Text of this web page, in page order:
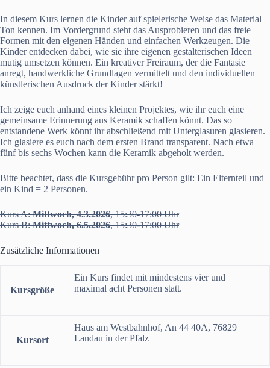
In diesem Kurs lernen die Kinder auf spielerische Weise das Material
Ton kennen. Im Vordergrund steht das Ausprobieren und das freie
Formen mit den eigenen Händen und einfachen Werkzeugen. Die
Kinder entdecken dabei, wie sie ihre eigenen gestalterischen Ideen
mutig umsetzen können. Ein kreativer Freiraum, der die Fantasie
anregt, handwerkliche Grundlagen vermittelt und den individuellen
künstlerischen Ausdruck der Kinder stärkt!
Ich zeige euch anhand eines kleinen Projektes, wie ihr euch eine
gemeinsame Erinnerung aus Keramik schaffen könnt. Das so
entstandene Werk könnt ihr abschließend mit Unterglasuren glasieren.
Ich glasiere es euch nach dem ersten Brand transparent. Nach etwa
fünf bis sechs Wochen kann die Keramik abgeholt werden.
Bitte beachtet, dass die Kursgebühr pro Person gilt: Ein Elternteil und
ein Kind = 2 Personen.
Kurs A:Mittwoch, 4.3.2026, 15:30-17:00 Uhr
Kurs B:Mittwoch, 6.5.2026, 15:30-17:00 Uhr
Zusätzliche Informationen
Kursgröße
Ein Kurs findet mit mindestens vier und
maximal acht Personen statt.
Kursort
Haus am Westbahnhof, An 44 40A, 76829
Landau in der Pfalz